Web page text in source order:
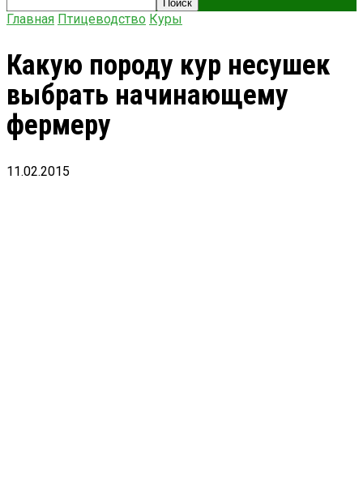
Главная Птицеводство Куры
Какую породу кур несушек
выбрать начинающему
фермеру
11.02.2015